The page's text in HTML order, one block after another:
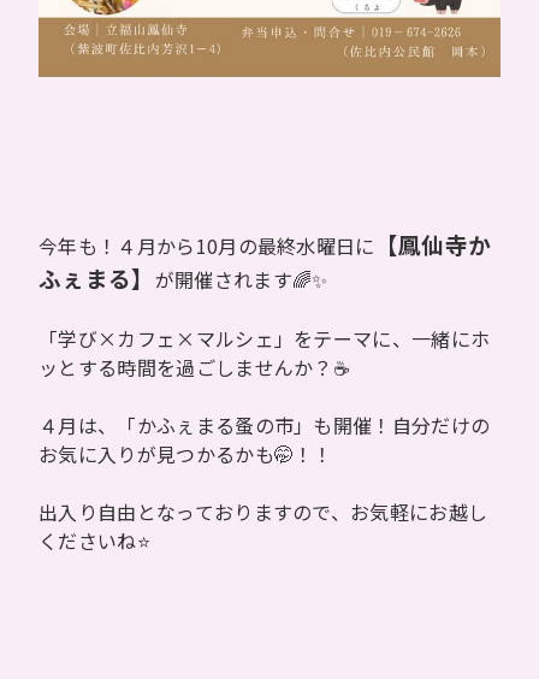
今年も！４月から10月の最終水曜日に 【鳳仙寺か
ふぇまる】 が開催されます🌈✨
「学び×カフェ×マルシェ」をテーマに、一緒にホ
ッとする時間を過ごしませんか？☕
４月は、「かふぇまる蚤の市」も開催！自分だけの
お気に入りが見つかるかも🤭！！
出入り自由となっておりますので、お気軽にお越し
くださいね⭐